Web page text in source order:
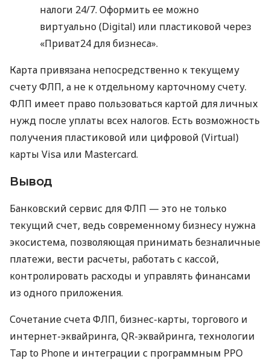
налоги 24/7. Оформить ее можно
виртуально (Digital) или пластиковой через
«Приват24 для бизнеса».
Карта привязана непосредственно к текущему
счету ФЛП, а не к отдельному карточному счету.
ФЛП имеет право пользоваться картой для личных
нужд после уплаты всех налогов. Есть возможность
получения пластиковой или цифровой (Virtual)
карты Visa или Mastercard.
Вывод
Банковский сервис для ФЛП — это не только
текущий счет, ведь современному бизнесу нужна
экосистема, позволяющая принимать безналичные
платежи, вести расчеты, работать с кассой,
контролировать расходы и управлять финансами
из одного приложения.
Сочетание счета ФЛП, бизнес-карты, торгового и
интернет-эквайринга, QR-эквайринга, технологии
Tap to Phone и интеграции с программным РРО